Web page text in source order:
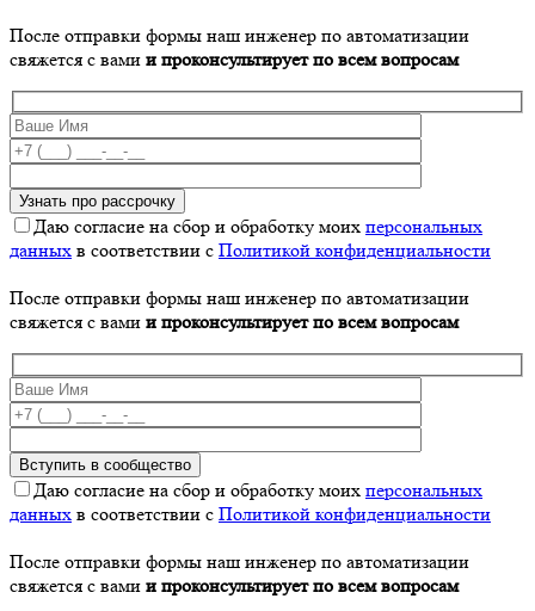
После отправки формы наш инженер по автоматизации
свяжется с вами и проконсультирует по всем вопросам
Даю согласие на сбор и обработку моих персональных
данных в соответствии с Политикой конфиденциальности
После отправки формы наш инженер по автоматизации
свяжется с вами и проконсультирует по всем вопросам
Даю согласие на сбор и обработку моих персональных
данных в соответствии с Политикой конфиденциальности
После отправки формы наш инженер по автоматизации
свяжется с вами и проконсультирует по всем вопросам